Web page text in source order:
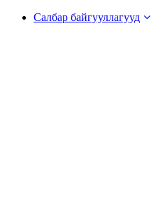
Салбар байгууллагууд